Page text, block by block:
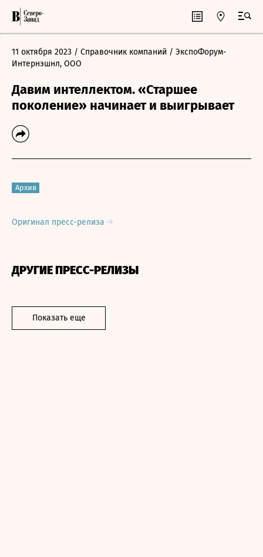
11 октября 2023 / Справочник компаний / ЭкспоФорум-
Интернэшнл, ООО
Давим интеллектом. «Старшее
поколение» начинает и выигрывает
Архив
Оригинал пресс-релиза
ДРУГИЕ ПРЕСС-РЕЛИЗЫ
Показать еще